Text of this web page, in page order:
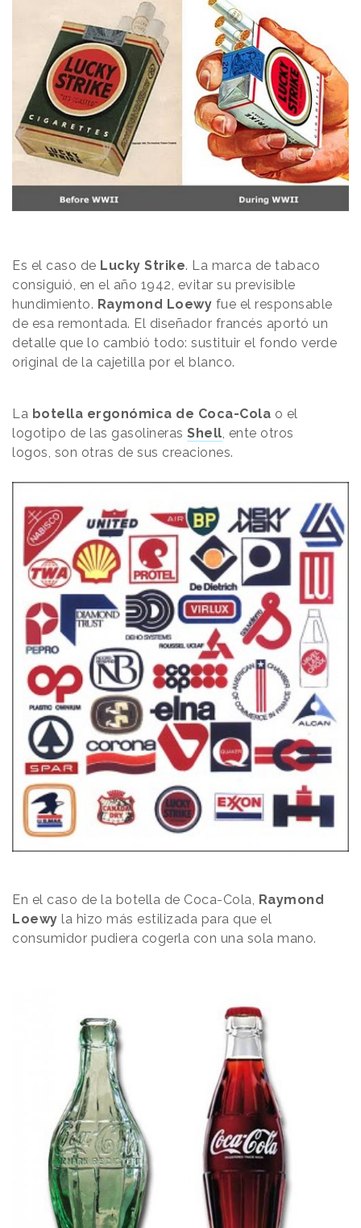
Es el caso de Lucky Strike. La marca de tabaco
consiguió, en el año 1942, evitar su previsible
hundimiento. Raymond Loewy fue el responsable
de esa remontada. El diseñador francés aportó un
detalle que lo cambió todo: sustituir el fondo verde
original de la cajetilla por el blanco.
La botella ergonómica de Coca-Cola o el
logotipo de las gasolineras Shell , ente otros
logos, son otras de sus creaciones.
En el caso de la botella de Coca-Cola, Raymond
Loewy la hizo más estilizada para que el
consumidor pudiera cogerla con una sola mano.